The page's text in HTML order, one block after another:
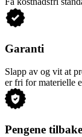
Garanti
Slapp av og vit at
er fri for materielle
Pengene